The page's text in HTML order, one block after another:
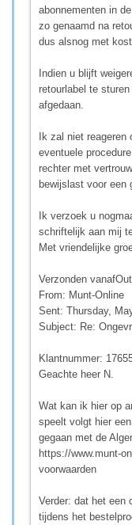
abonnementen in
zo genaamd na
dus alsnog met
Indien u blijft
retourlabel te
afgedaan.
Ik zal niet reageren
eventuele
rechter met
bewijslast voor een
Ik verzoek u
schriftelijk aan mij
Met vriendelijke
Verzonden
From: Munt-Online
Sent: Thursday,
Subject: Re:
Klantnummer:
Geachte heer N.
Wat kan ik hier op
speelt volgt hier
gegaan met de
https://www.munt-
voorwaarden
Verder: dat het een
tijdens het